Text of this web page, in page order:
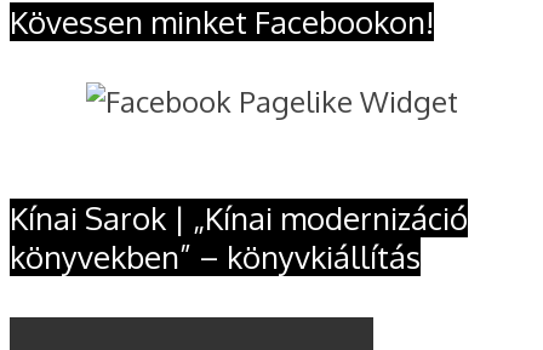
Kövessen minket Facebookon!
Kínai Sarok | „Kínai modernizáció
könyvekben” – könyvkiállítás